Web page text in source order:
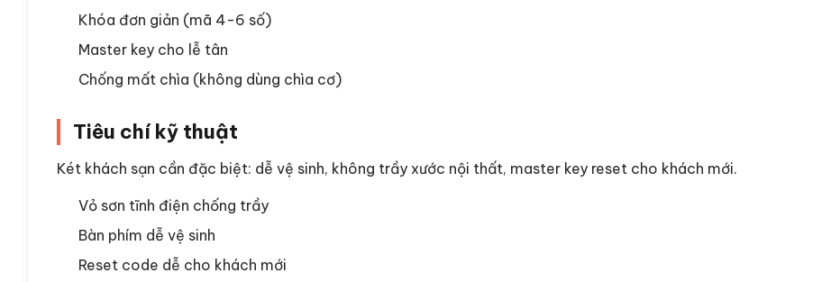
Khóa đơn giản (mã 4-6 số)
Master key cho lễ tân
Chống mất chìa (không dùng chìa cơ)
Tiêu chí kỹ thuật
Két khách sạn cần đặc biệt: dễ vệ sinh, không trầy xước nội thất, master key reset cho khách mới.
Vỏ sơn tĩnh điện chống trầy
Bàn phím dễ vệ sinh
Reset code dễ cho khách mới